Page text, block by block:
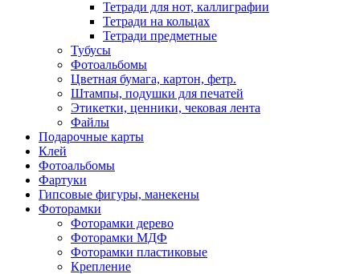
Тетради для нот, каллиграфии
Тетради на кольцах
Тетради предметные
Тубусы
Фотоальбомы
Цветная бумага, картон, фетр.
Штампы, подушки для печатей
Этикетки, ценники, чековая лента
Файлы
Подарочные карты
Клей
Фотоальбомы
Фартуки
Гипсовые фигуры, манекены
Фоторамки
Фоторамки дерево
Фоторамки МДФ
Фоторамки пластиковые
Крепление